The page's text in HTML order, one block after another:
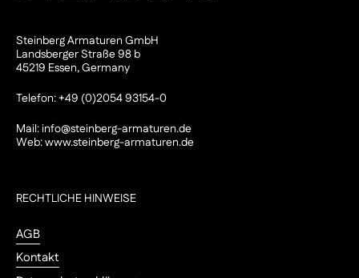
Steinberg Armaturen GmbH
Landsberger Straße 98 b
45219 Essen, Germany
Telefon: +49 (0)2054 93154-0
Mail:info@steinberg-armaturen.de
Web:www.steinberg-armaturen.de
RECHTLICHE HINWEISE
AGB
Kontakt